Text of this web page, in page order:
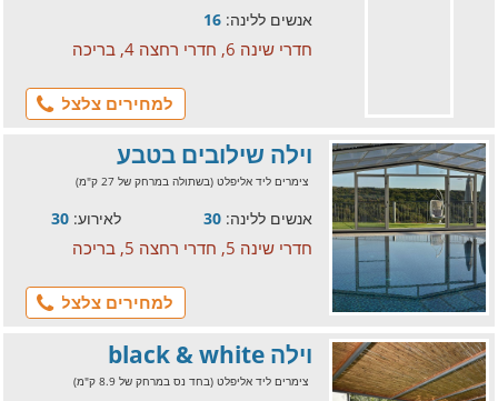
אנשים ללינה: 16
חדרי שינה 6, חדרי רחצה 4, בריכה
למחירים צלצל
וילה שילובים בטבע
צימרים ליד אליפלט (בשתולה במרחק של 27 ק"מ)
אנשים ללינה: 30 לאירוע: 30
חדרי שינה 5, חדרי רחצה 5, בריכה
למחירים צלצל
וילה black & white
צימרים ליד אליפלט (בחד נס במרחק של 8.9 ק"מ)